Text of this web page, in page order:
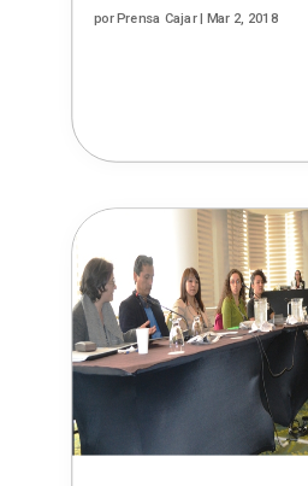
porPrensa Cajar| Mar 2, 2018